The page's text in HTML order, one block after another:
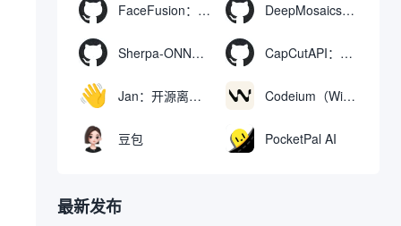
FaceFusion：视频换脸增强工具|语音同步视频嘴型动作 DeepMosaics：自动去除图像和视频中的马赛克，或向其添加马赛克
Sherpa-ONNX：使用ONNXRuntime实现离线语音识别和合成 CapCutAPI：自动化控制CapCut视频剪辑的开源工具
Jan：开源离线AI助手，ChatGPT 替代品，运行本地AI模型或连接云端AI Codeium（Windsurf Editor）：免费的AI代码补全与聊天工具，Windsurf以对话方式编写完整项目代码
豆包 PocketPal AI
最新发布